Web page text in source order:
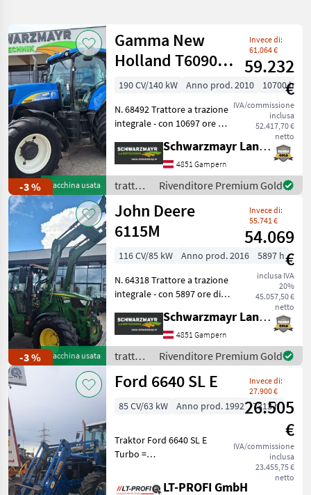
-3 % Macchina usata
Gamma New
Holland T6090 e
Power
Invece di:
61.064 €
59.232
€
IVA/commissione
inclusa
52.417,70 €
netto
190 CV/140 kW Anno prod. 2010
10700 h
N. 68492 Trattore a trazione
integrale - con 10697 ore di
costruzione 2010 Prima
immatricolazione il
06/05/2010 - con cambio
Power Comman
Schwarzmayr Landtechnik GmbH - Gampern
4851 Gampern
trattori
/ New
Holland
Rivenditore Premium Gold
-3 % Macchina usata
John Deere
6115M
Invece di:
55.741 €
54.069
€
inclusa IVA
20%
45.057,50 €
netto
116 CV/85 kW Anno prod. 2016
5897 h
N. 64318 Trattore a trazione
integrale - con 5897 ore di
costruzione 2013; prima
immatricolazione il
19/12/2013 - con 3
distributori poste
Schwarzmayr Landtechnik GmbH - Gampern
4851 Gampern
trattori
/ John
Deere
Rivenditore Premium Gold
Ford 6640 SL E
Invece di:
27.900 €
26.505
€
IVA/commissione
inclusa
23.455,75 €
netto
85 CV/63 kW Anno prod. 1992 7313 h
Traktor Ford 6640 SL E
Turbo =
inkl. Frontlader Stoll HDPM
LT-PROFI GmbH